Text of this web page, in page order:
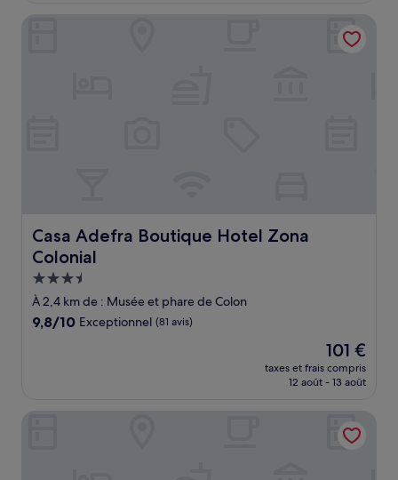
de
86 €
Casa Adefra Boutique Hotel Zona
Colonial
Casa Adefra Boutique Hotel Zona Colonial
Hébergement
3.5 étoiles
À 2,4 km de : Musée et phare de Colon
9.8
9,8/10 Exceptionnel (81 avis)
Le
nouveau
prix
de
101 €
101 €
taxes et frais compris
12 août - 13 août